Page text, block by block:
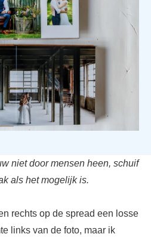
niet door mensen heen, schuif
als het mogelijk is.
rechts op de spread een losse
links van de foto, maar ik